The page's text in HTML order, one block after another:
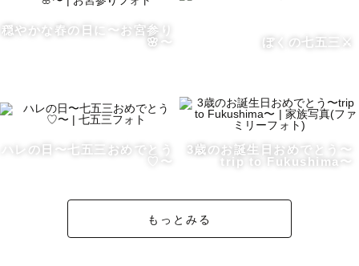
撮影のご相談は受け付けておりますので、公式LINEよりお
問い合わせください。
ーーーーー
穏やかな春の日に〜お宮参り
🌸〜
ぼくの七五三⚔️
ハレの日〜七五三おめでとう
♡〜
3歳のお誕生日おめでとう〜
trip to Fukushima〜
もっとみる